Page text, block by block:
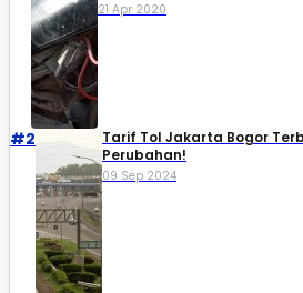
21 Apr 2020
#2
Tarif Tol Jakarta Bogor
Perubahan!
09 Sep 2024